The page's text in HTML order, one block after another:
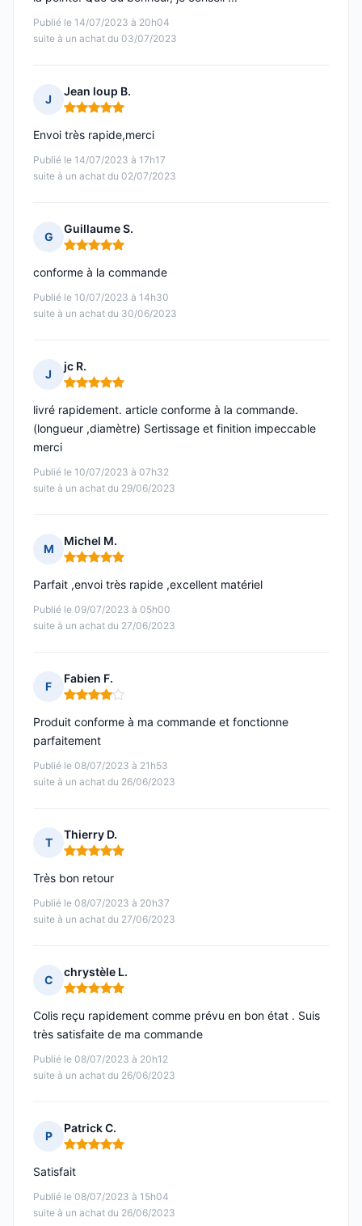
Publié le 14/07/2023 à 20h04
suite à un achat du 03/07/2023
J
Jean loup B.
Note : 5 sur 5
Publié le 14/07/2023 à 17h17
suite à un achat du 02/07/2023
Envoi très rapide,merci
G
Guillaume S.
Note : 5 sur 5
Publié le 10/07/2023 à 14h30
suite à un achat du 30/06/2023
conforme à la commande
J
jc R.
Note : 5 sur 5
Publié le 10/07/2023 à 07h32
suite à un achat du 29/06/2023
livré rapidement. article conforme à la commande.
(longueur ,diamètre) Sertissage et finition impeccable
merci
M
Michel M.
Note : 5 sur 5
Publié le 09/07/2023 à 05h00
suite à un achat du 27/06/2023
Parfait ,envoi très rapide ,excellent matériel
F
Fabien F.
Note : 4 sur 5
Publié le 08/07/2023 à 21h53
suite à un achat du 26/06/2023
Produit conforme à ma commande et fonctionne
parfaitement
T
Thierry D.
Note : 5 sur 5
Publié le 08/07/2023 à 20h37
suite à un achat du 27/06/2023
Très bon retour
C
chrystèle L.
Note : 5 sur 5
Publié le 08/07/2023 à 20h12
suite à un achat du 26/06/2023
Colis reçu rapidement comme prévu en bon état . Suis
très satisfaite de ma commande
P
Patrick C.
Note : 5 sur 5
Publié le 08/07/2023 à 15h04
suite à un achat du 26/06/2023
Satisfait